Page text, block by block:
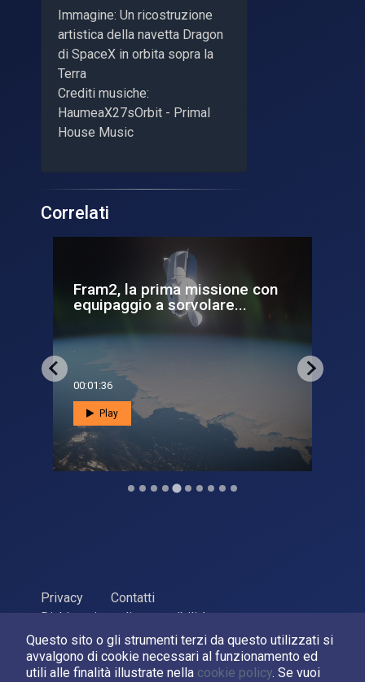
Questo sito o gli strumenti terzi da questo utilizzati si
avvalgono di cookie necessari al funzionamento ed
utili alle finalità illustrate nella cookie policy. Se vuoi
Immagine: Un ricostruzione
artistica della navetta Dragon
di SpaceX in orbita sopra la
Terra
Crediti musiche:
HaumeaX27sOrbit - Primal
House Music
Correlati
Fram2, la prima missione con
equipaggio a sorvolare...
00:01:36
Play
Privacy
Contatti
Dichiarazione di accessibilità
ASI Agenzia Spaziale Italiana, 2026. P.Iva 03638121008
Sviluppato daLPM